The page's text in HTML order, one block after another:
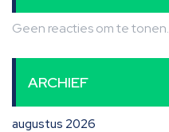
Geen reacties om te tonen.
ARCHIEF
augustus 2026